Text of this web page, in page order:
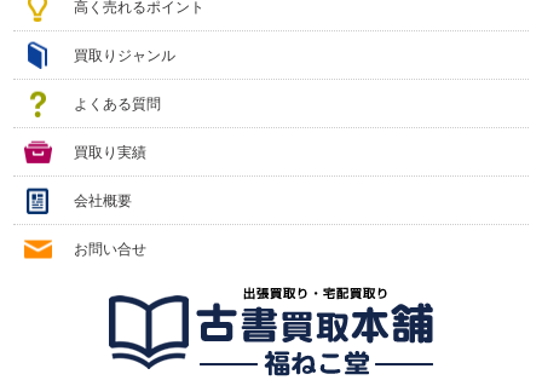
高く売れるポイント
買取りジャンル
よくある質問
買取り実績
会社概要
お問い合せ